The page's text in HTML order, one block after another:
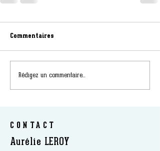
Commentaires
Rédigez un commentaire...
CONTACT
Aurélie LEROY